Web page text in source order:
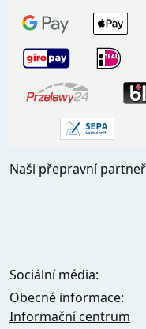
Naši přepravní
Sociální média:
Obecné informace:
Informační centrum